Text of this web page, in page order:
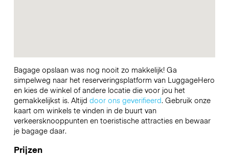
Bagage opslaan was nog nooit zo makkelijk! Ga
simpelweg naar het reserveringsplatform van LuggageHero
en kies de winkel of andere locatie die voor jou het
gemakkelijkst is. Altijd door ons geverifieerd. Gebruik onze
kaart om winkels te vinden in de buurt van
verkeersknooppunten en toeristische attracties en bewaar
je bagage daar.
Prijzen